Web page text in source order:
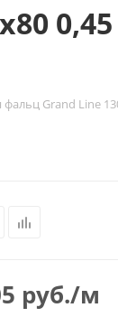
0,45
Grand Line
руб./м